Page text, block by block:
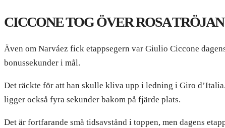
CICCONE TOG ÖVER ROSA TRÖJAN
Även om Narváez fick etappsegern var Giulio Ciccone
bonussekunder i mål.
Det räckte för att han skulle kliva upp i ledning i Giro
ligger också fyra sekunder bakom på fjärde plats.
Det är fortfarande små tidsavstånd i toppen, men dagens